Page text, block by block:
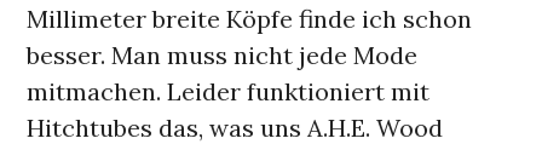
Millimeter breite Köpfe finde ich schon
besser. Man muss nicht jede Mode
mitmachen. Leider funktioniert mit
Hitchtubes das, was uns A.H.E. Wood